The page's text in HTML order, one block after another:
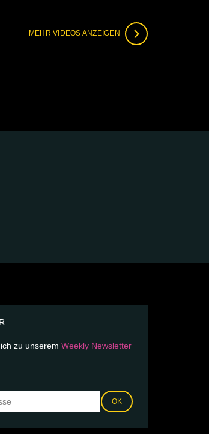
MEHR VIDEOS ANZEIGEN
zu unserem Weekly Newsletter
OK